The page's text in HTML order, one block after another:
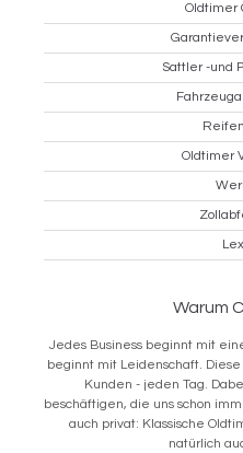
Oldtimer
Sattler -und
Oldtimer
Warum
Jedes Business beginnt mit
beginnt mit Leidenschaft.
Kunden - jeden Tag.
beschäftigen, die uns schon
auch privat: Klassische
natürlich